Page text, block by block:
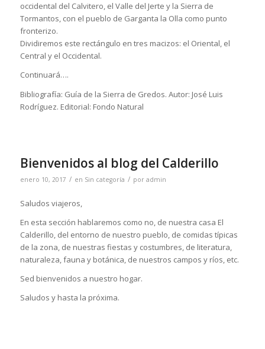
occidental del Calvitero, el Valle del Jerte y la Sierra de
Tormantos, con el pueblo de Garganta la Olla como punto
fronterizo.
Dividiremos este rectángulo en tres macizos: el Oriental, el
Central y el Occidental.
Continuará….
Bibliografía: Guía de la Sierra de Gredos. Autor: José Luis
Rodríguez. Editorial: Fondo Natural
Bienvenidos al blog del Calderillo
enero 10, 2017 / en Sin categoría / por admin
Saludos viajeros,
En esta sección hablaremos como no, de nuestra casa El
Calderillo, del entorno de nuestro pueblo, de comidas típicas
de la zona, de nuestras fiestas y costumbres, de literatura,
naturaleza, fauna y botánica, de nuestros campos y ríos, etc.
Sed bienvenidos a nuestro hogar.
Saludos y hasta la próxima.